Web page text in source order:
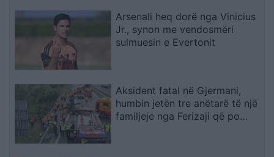
Arsenali heq dorë nga Vinicius
Jr., synon me vendosmëri
sulmuesin e Evertonit
Aksident fatal në Gjermani,
humbin jetën tre anëtarë të një
familjeje nga Ferizaji që po